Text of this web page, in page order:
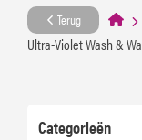
Terug
Ultra-Violet Wash &
Categorieën